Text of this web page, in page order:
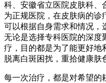
科、安徽省立医院皮肤科、
为正规医院，在皮肤病的诊
可以根据自身需求和情况，
无论是选择专科医院的深度
疗，目的都是为了能更好地
脱离白斑困扰，重拾健康肤
每一次治疗，都是对希望的